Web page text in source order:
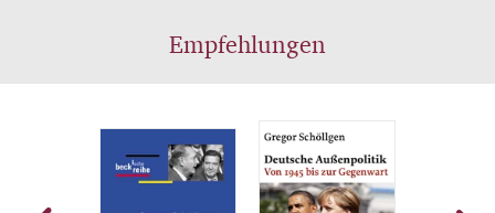
Empfehlungen